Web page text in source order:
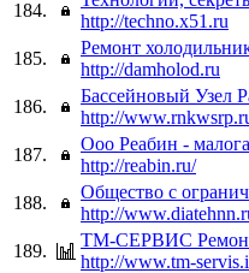
184.
http://techno.x51.ru
185.
Ремонт
http://damholod.ru
186.
Бассейновый Узел
http://
187.
Ооо Реабин -
http://reabin.ru/
188.
Общество с
http://
189.
ТМ-СЕРВИС
http://www.tm-